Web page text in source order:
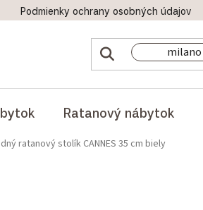
Podmienky ochrany osobných údajov
Ratanový nábytok
ratanový stolík CANNES 35 cm biely